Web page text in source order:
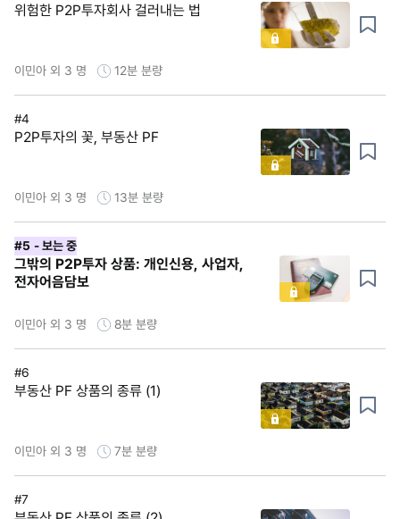
위험한 P2P투자회사 걸러내는 법
이민아 외 3 명 12분 분량
#4
P2P투자의 꽃, 부동산 PF
이민아 외 3 명 13분 분량
#5 - 보는 중
그밖의 P2P투자 상품: 개인신용, 사업자,
전자어음담보
이민아 외 3 명 8분 분량
#6
부동산 PF 상품의 종류 (1)
이민아 외 3 명 7분 분량
#7